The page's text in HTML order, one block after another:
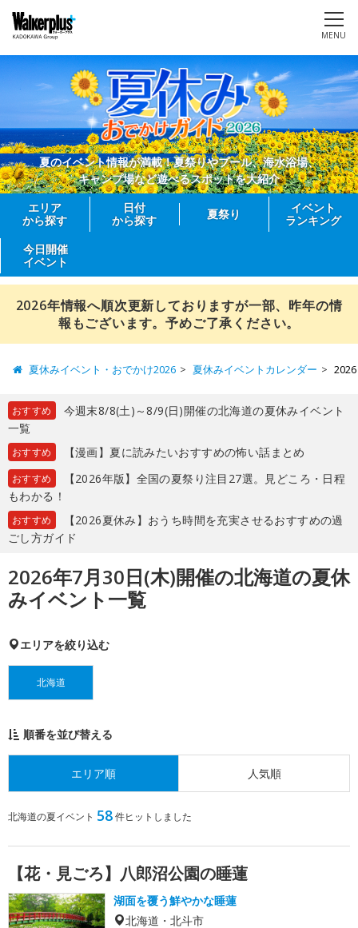
MENU
夏のイベント情報が満載！夏祭りやプール、海水浴場、
キャンプ場など遊べるスポットを大紹介
エリア
から探す
日付
から探す
夏祭り
イベント
ランキング
今日開催
イベント
2026年情報へ順次更新しておりますが一部、昨年の情
報もございます。予めご了承ください。
夏休みイベント・おでかけ2026 夏休みイベントカレンダー
おすすめ
今週末8/8(土)～8/9(日)開催の北海道の夏休みイベント
一覧
おすすめ 【漫画】夏に読みたいおすすめの怖い話まとめ
おすすめ
【2026年版】全国の夏祭り注目27選。見どころ・日程
もわかる！
おすすめ
【2026夏休み】おうち時間を充実させるおすすめの過
ごし方ガイド
2026年7月30日(木)開催の北海道の夏休
みイベント一覧
エリアを絞り込む
北海道
順番を並び替える
エリア順 人気順
北海道の夏イベント 58件ヒットしました
【花・見ごろ】八郎沼公園の睡蓮
湖面を覆う鮮やかな睡蓮
北海道・北斗市